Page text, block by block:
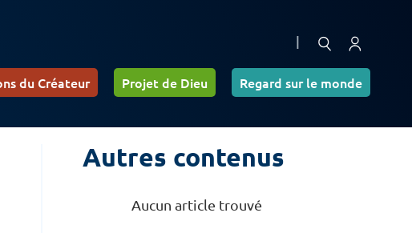
|
du Créateur Projet de Dieu Regard sur le monde
Autres contenus
Aucun article trouvé